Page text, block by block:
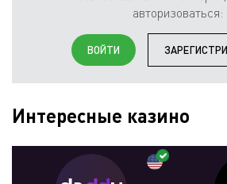
авторизоваться:
ВОЙТИ
Интересные казино